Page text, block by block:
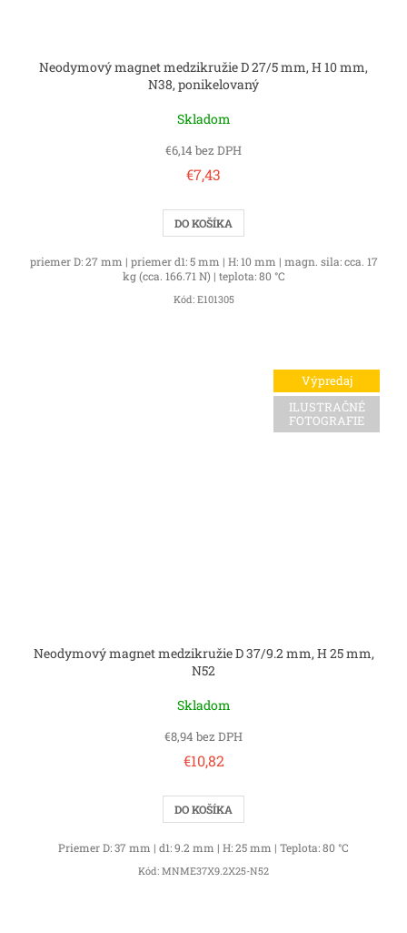
Neodymový magnet medzikružie D 27/5 mm, H 10 mm,
N38, ponikelovaný
Skladom
€6,14 bez DPH
€7,43
DO KOŠÍKA
priemer D: 27 mm | priemer d1: 5 mm | H: 10 mm | magn. sila: cca. 17
kg (cca. 166.71 N) | teplota: 80 °C
Kód: E101305
Výpredaj
ILUSTRAČNÉ
FOTOGRAFIE
Neodymový magnet medzikružie D 37/9.2 mm, H 25 mm,
N52
Skladom
€8,94 bez DPH
€10,82
DO KOŠÍKA
Priemer D: 37 mm | d1: 9.2 mm | H: 25 mm | Teplota: 80 °C
Kód: MNME37X9.2X25-N52